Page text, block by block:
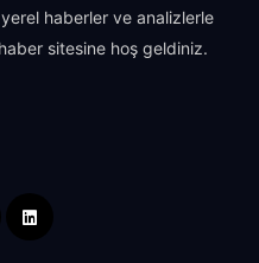
haberler ve analizlerle
sitesine hoş geldiniz.